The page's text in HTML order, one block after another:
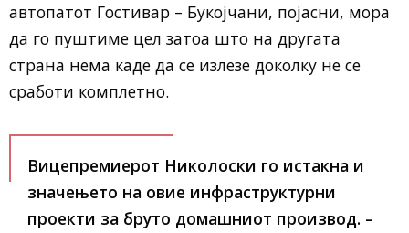
автопатот Гостивар – Букојчани, појасни, мора
да го пуштиме цел затоа што на другата
страна нема каде да се излезе доколку не се
сработи комплетно.
Вицепремиерот Николоски го истакна и
значењето на овие инфраструктурни
проекти за бруто домашниот производ. –